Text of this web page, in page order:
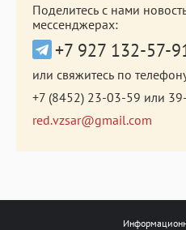
Поделитесь с нами
мессенджерах:
+7 927 132-57-
или свяжитесь по
+7 (8452) 23-03-59 или
red.vzsar@gmail.com